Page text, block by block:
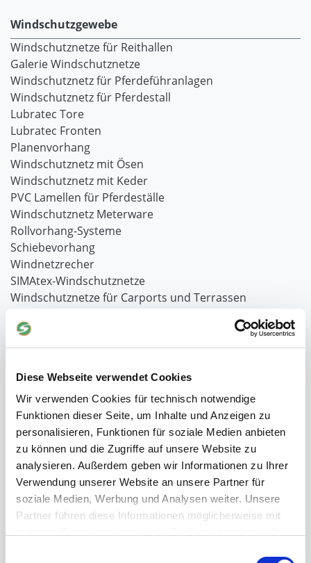
Diese Webseite verwendet Cookies
Wir verwenden Cookies für technisch notwendige
Funktionen dieser Seite, um Inhalte und Anzeigen zu
personalisieren, Funktionen für soziale Medien anbieten
zu können und die Zugriffe auf unsere Website zu
analysieren. Außerdem geben wir Informationen zu Ihrer
Verwendung unserer Website an unsere Partner für
soziale Medien, Werbung und Analysen weiter. Unsere
Partner führen diese Informationen möglicherweise mit
Windschutzgewebe
Windschutznetze für Reithallen
Galerie Windschutznetze
Windschutznetz für Pferdeführanlagen
Windschutznetz für Pferdestall
Lubratec Tore
Lubratec Fronten
Planenvorhang
Windschutznetz mit Ösen
Windschutznetz mit Keder
PVC Lamellen für Pferdeställe
Windschutznetz Meterware
Rollvorhang-Systeme
Schiebevorhang
Windnetzrecher
SIMAtex-Windschutznetze
Windschutznetze für Carports und Terrassen
Hof- und Stall
Planenhauben für Unterstände
Schiebetorsets
Winter und Landwirtschaft
Windschutz Schiebetor
Windschutznetz für Pferdestall
FAQ Schiebetorbau
Schiebetor selbst bauen
Schiebetorrollen
Schiebebühne
Laufschiene und Rollapparate Typ 10